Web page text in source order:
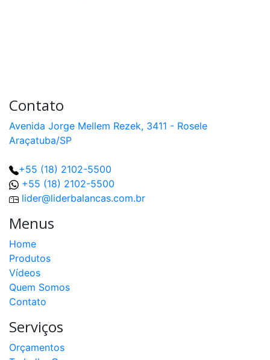
Contato
Avenida Jorge Mellem Rezek, 3411 - Rosele
Araçatuba/SP
+55 (18) 2102-5500
+55 (18) 2102-5500
lider@liderbalancas.com.br
Menus
Home
Produtos
Vídeos
Quem Somos
Contato
Serviços
Orçamentos